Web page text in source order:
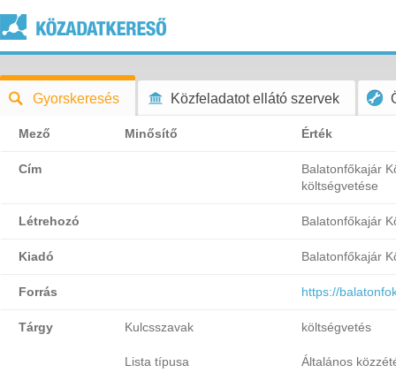
Gyorskeresés Közfeladatot ellátó szervek
Mező Minősítő Érték
Cím
Balatonfőkajár
költségvetése
Létrehozó Balatonfőkajár
Kiadó Balatonfőkajár
Forrás https://
Tárgy Kulcsszavak költségvetés
Lista típusa Általános